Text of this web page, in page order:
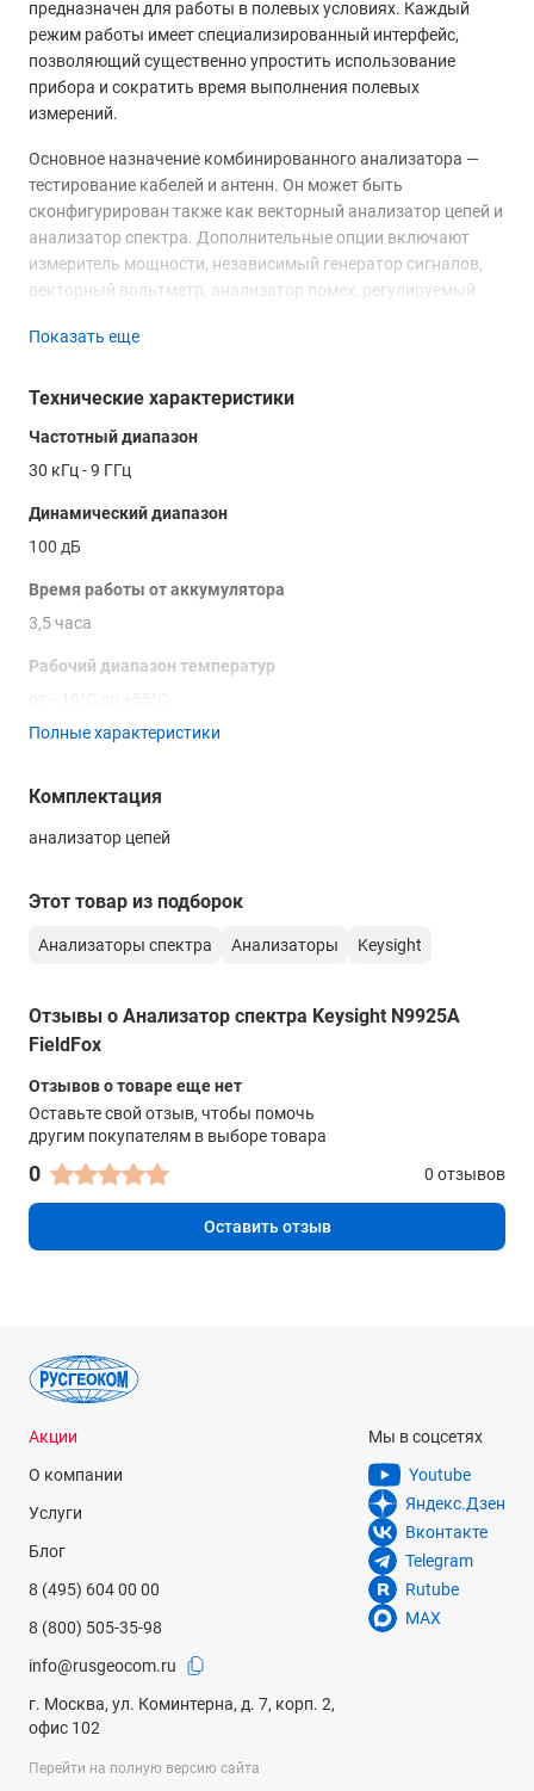
предназначен для работы в полевых условиях. Каждый
режим работы имеет специализированный интерфейс,
позволяющий существенно упростить использование
прибора и сократить время выполнения полевых
измерений.
Основное назначение комбинированного анализатора —
тестирование кабелей и антенн. Он может быть
сконфигурирован также как векторный анализатор цепей и
анализатор спектра. Дополнительные опции включают
измеритель мощности, независимый генератор сигналов,
векторный вольтметр, анализатор помех, регулируемый
также получить консультацию специалистов об
особенностях и преимуществах данного изделия вы можете
в нашеммагазине, связавшись с нами по телефону или
непосредственно через сайт – с помощью формы обратной
консультантом.
Показать еще
Технические характеристики
Частотный диапазон
30 кГц - 9 ГГц
Динамический диапазон
100 дБ
Время работы от аккумулятора
3,5 часа
Рабочий диапазон температур
Масса прибора
Полные характеристики
Комплектация
анализатор цепей
Этот товар из подборок
Анализаторы спектра Анализаторы Keysight
Отзывы о Анализатор спектра Keysight N9925A
FieldFox
Отзывов о товаре еще нет
Оставьте свой отзыв, чтобы помочь
другим покупателям в выборе товара
0 0 отзывов
Оставить отзыв
Акции
О компании
Услуги
Блог
8 (495) 604 00 00
8 (800) 505-35-98
info@rusgeocom.ru
г. Москва, ул. Коминтерна, д. 7, корп. 2,
офис 102
Мы в соцсетях
Youtube
Яндекс.Дзен
Вконтакте
Telegram
Rutube
MAX
Перейти на полную версию сайта